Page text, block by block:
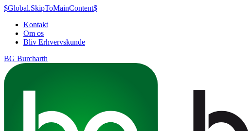
$Global.SkipToMainContent$
Kontakt
Om os
Bliv Erhvervskunde
BG Burcharth